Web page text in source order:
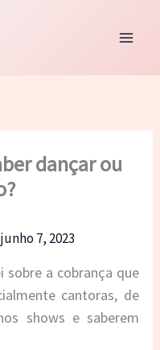
dançar ou
junho 7, 2023
sobre a cobrança que
cantoras, de
shows e saberem